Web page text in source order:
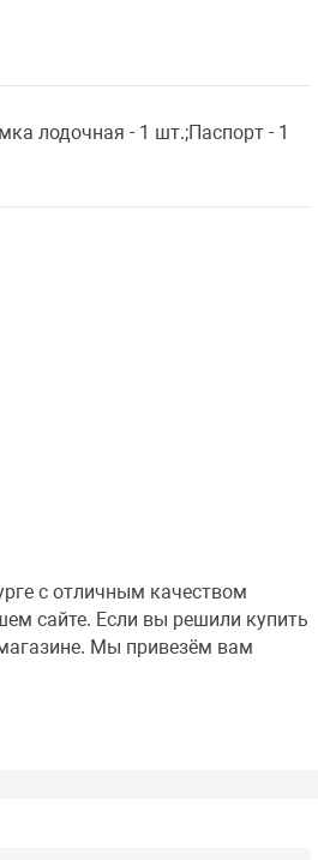
лодочная - 1 шт.;Паспорт - 1
с отличным качеством
сайте. Если вы решили купить
Мы привезём вам